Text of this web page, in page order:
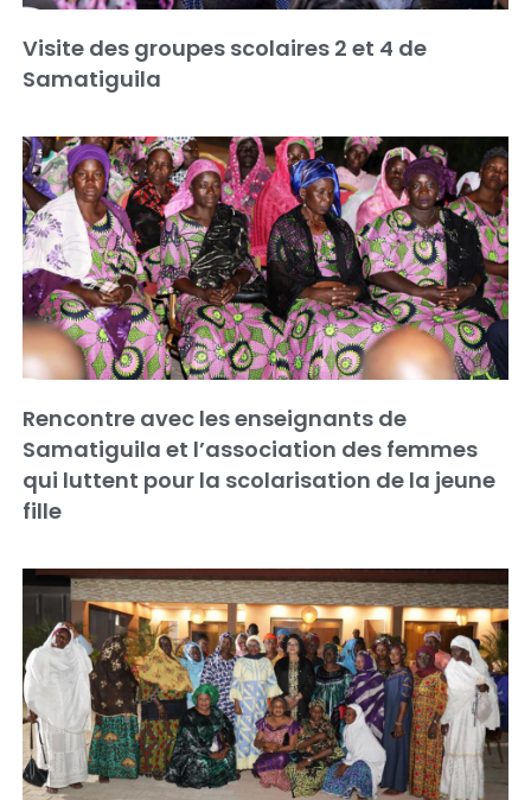
Visite des groupes scolaires 2 et 4 de
Samatiguila
Rencontre avec les enseignants de
Samatiguila et l’association des femmes
qui luttent pour la scolarisation de la jeune
fille